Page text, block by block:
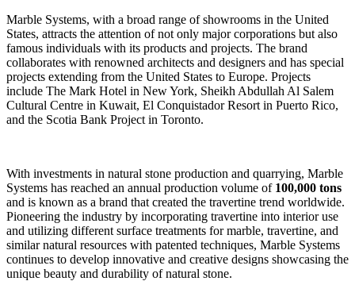
Marble Systems, with a broad range of showrooms in the United
States, attracts the attention of not only major corporations but also
famous individuals with its products and projects. The brand
collaborates with renowned architects and designers and has special
projects extending from the United States to Europe. Projects
include The Mark Hotel in New York, Sheikh Abdullah Al Salem
Cultural Centre in Kuwait, El Conquistador Resort in Puerto Rico,
and the Scotia Bank Project in Toronto.
With investments in natural stone production and quarrying, Marble
Systems has reached an annual production volume of 100,000 tons
and is known as a brand that created the travertine trend worldwide.
Pioneering the industry by incorporating travertine into interior use
and utilizing different surface treatments for marble, travertine, and
similar natural resources with patented techniques, Marble Systems
continues to develop innovative and creative designs showcasing the
unique beauty and durability of natural stone.